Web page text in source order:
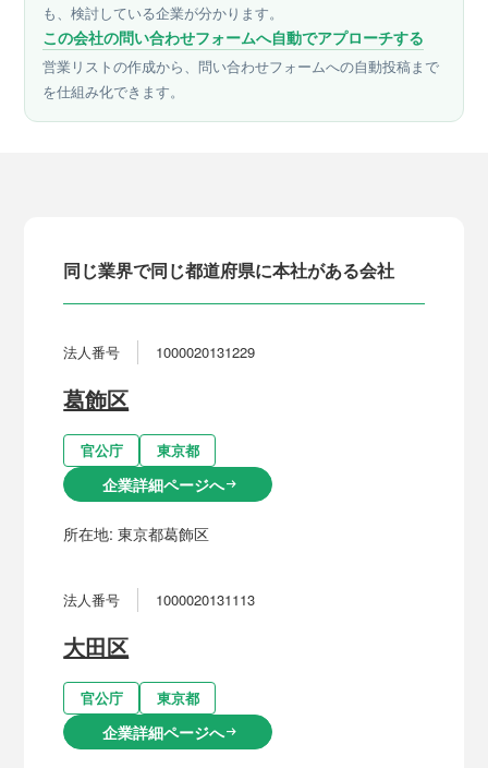
も、検討している企業が分かります。
この会社の問い合わせフォームへ自動でアプローチする
営業リストの作成から、問い合わせフォームへの自動投稿まで
を仕組み化できます。
同じ業界で同じ都道府県に本社がある会社
法人番号 1000020131229
葛飾区
官公庁 東京都
企業詳細ページへarrow_right_alt
所在地:東京都葛飾区
法人番号 1000020131113
大田区
官公庁 東京都
企業詳細ページへarrow_right_alt